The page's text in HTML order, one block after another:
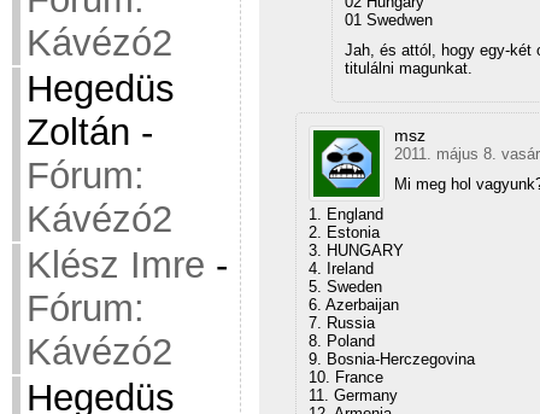
Kávézó2
Hegedüs
Zoltán -
Fórum:
Kávézó2
Klész Imre -
Fórum:
Kávézó2
Hegedüs
01 Swedwen
Jah, és attól, hogy egy-két
titulálni magunkat.
msz
2011. május 8.
Mi meg hol
1. England
2. Estonia
3. HUNGARY
4. Ireland
5. Sweden
6. Azerbaijan
7. Russia
8. Poland
9. Bosnia-Herczegovina
10. France
11. Germany